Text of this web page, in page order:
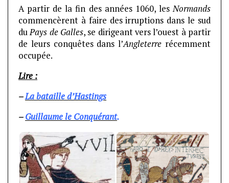
A partir de la fin des années 1060, lesNormands
commencèrent à faire des irruptions dans le sud
duPays de Galles, se dirigeant vers l’ouest à partir
de leurs conquêtes dans l’Angleterre récemment
occupée.
Lire :
–La bataille d’Hastings
–Guillaume le Conquérant.